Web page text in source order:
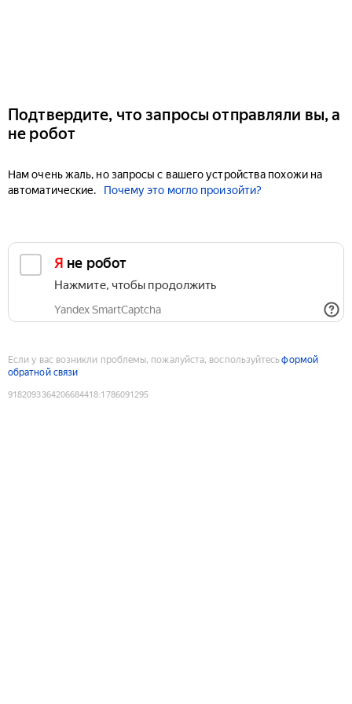
Подтвердите, что запросы отправляли вы, а
не робот
Нам очень жаль, но запросы с вашего устройства похожи на
автоматические.
Почему это могло произойти?
Я не робот
Нажмите, чтобы продолжить
Yandex SmartCaptcha
Если у вас возникли проблемы, пожалуйста, воспользуйтесьформой
обратной связи
9182093364206684418:1786091295